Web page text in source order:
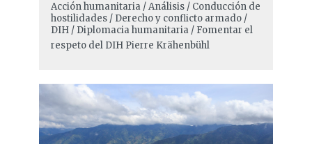
Acción humanitaria / Análisis / Conducción de
hostilidades / Derecho y conflicto armado /
DIH / Diplomacia humanitaria / Fomentar el
respeto del DIH Pierre Krähenbühl